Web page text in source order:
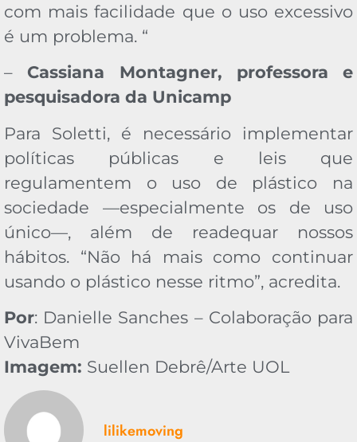
com mais facilidade que o uso excessivo
é um problema. “
– Cassiana Montagner, professora e
pesquisadora da Unicamp
Para Soletti, é necessário implementar
políticas públicas e leis que
regulamentem o uso de plástico na
sociedade —especialmente os de uso
único—, além de readequar nossos
hábitos. “Não há mais como continuar
usando o plástico nesse ritmo”, acredita.
Por: Danielle Sanches – Colaboração para
VivaBem
Imagem: Suellen Debrê/Arte UOL
lilikemoving